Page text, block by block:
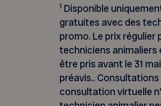
1 Disponible
gratuites avec des
promo. Le prix
techniciens animaliers
être pris avant le 31
préavis..
consultation virtuelle